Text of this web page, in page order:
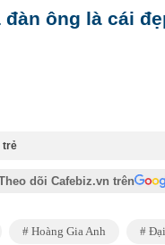
ông là cái
trẻ
dõi Cafebiz.vn trên
Hoàng Gia Anh